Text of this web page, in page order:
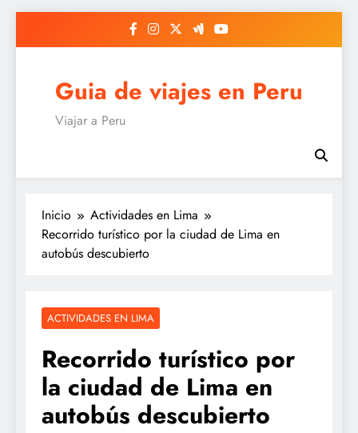
Guia de viajes en Peru
Viajar a Peru
Inicio
Actividades en Lima
Recorrido turístico por la ciudad de Lima en
autobús descubierto
ACTIVIDADES EN LIMA
Recorrido turístico por
la ciudad de Lima en
autobús descubierto